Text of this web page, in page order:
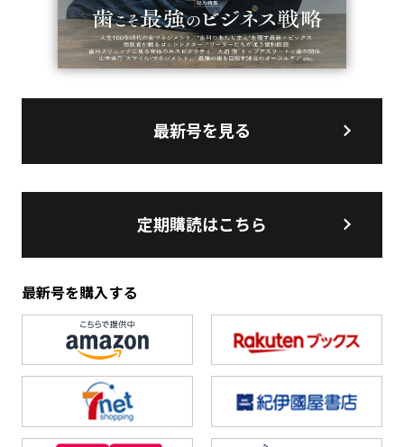
最新号を見る
定期購読はこちら
最新号を購入する